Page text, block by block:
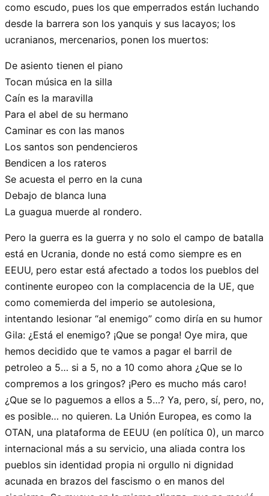
como escudo, pues los que emperrados están luchando
desde la barrera son los yanquis y sus lacayos; los
ucranianos, mercenarios, ponen los muertos:
De asiento tienen el piano
Tocan música en la silla
Caín es la maravilla
Para el abel de su hermano
Caminar es con las manos
Los santos son pendencieros
Bendicen a los rateros
Se acuesta el perro en la cuna
Debajo de blanca luna
La guagua muerde al rondero.
Pero la guerra es la guerra y no solo el campo de batalla
está en Ucrania, donde no está como siempre es en
EEUU, pero estar está afectado a todos los pueblos del
continente europeo con la complacencia de la UE, que
como comemierda del imperio se autolesiona,
intentando lesionar “al enemigo” como diría en su humor
Gila: ¿Está el enemigo? ¡Que se ponga! Oye mira, que
hemos decidido que te vamos a pagar el barril de
petroleo a 5… si a 5, no a 10 como ahora ¿Que se lo
compremos a los gringos? ¡Pero es mucho más caro!
¿Que se lo paguemos a ellos a 5…? Ya, pero, sí, pero, no,
es posible… no quieren. La Unión Europea, es como la
OTAN, una plataforma de EEUU (en política 0), un marco
internacional más a su servicio, una aliada contra los
pueblos sin identidad propia ni orgullo ni dignidad
acunada en brazos del fascismo o en manos del